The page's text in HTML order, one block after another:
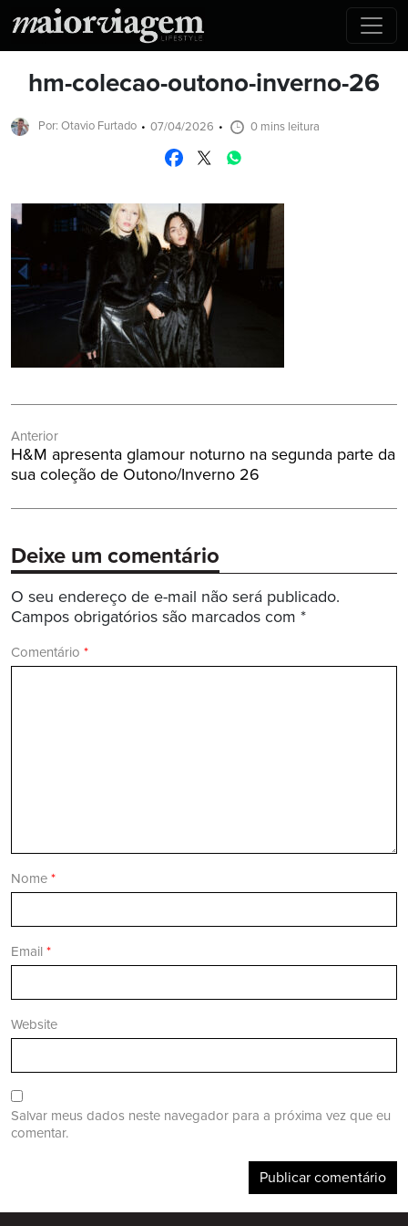
hm-colecao-outono-inverno-26
Por: Otavio Furtado 07/04/2026 0 mins leitura
de
Post
Anterior
Post
Anterior:
H&M apresenta glamour noturno na segunda parte da
sua coleção de Outono/Inverno 26
Deixe um comentário
O seu endereço de e-mail não será publicado.
Campos obrigatórios são marcados com *
Comentário *
Nome *
Email *
Website
Salvar meus dados neste navegador para a próxima vez que eu
comentar.